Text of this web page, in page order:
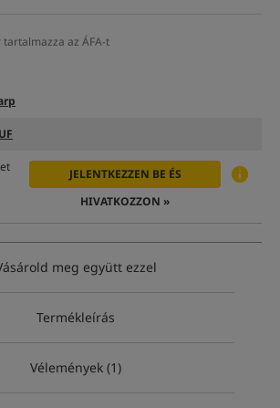
az ÁFA-t
JELENTKEZZEN BE ÉS
HIVATKOZZON »
meg együtt ezzel
Termékleírás
Vélemények (1)